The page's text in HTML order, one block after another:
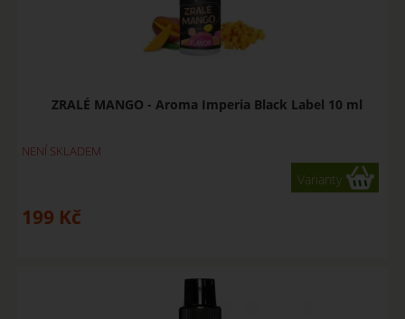
ZRALÉ MANGO - Aroma Imperia Black Label 10 ml
NENÍ SKLADEM
Varianty
199 Kč